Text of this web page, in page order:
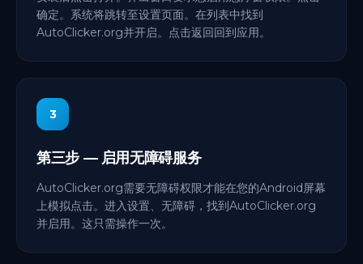
确定。系统将跳转至设置页面。在列表中找到
AutoClicker.org并开启。点击返回回到应用。
3
第三步 — 启用无障碍服务
AutoClicker.org需要无障碍权限才能在您的Android屏幕
上模拟点击。进入设置、无障碍，找到AutoClicker.org
并启用。这只需操作一次。